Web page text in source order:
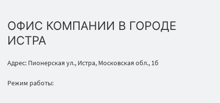
ОФИС КОМПАНИИ В ГОРОДЕ
ИСТРА
Адрес: Пионерская ул., Истра, Московская обл., 1б
Режим работы: